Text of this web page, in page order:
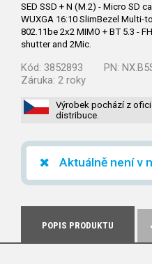
SED SSD + N (M.2) - Micro SD
WUXGA 16:10 SlimBezel
802.11be 2x2 MIMO + BT 5.3 -
shutter and 2Mic.
Kód: 3852893 PN:
Záruka: 2 roky
Výrobek pochází z
distribuce.
Aktuálně není v
POPIS PRODUKTU